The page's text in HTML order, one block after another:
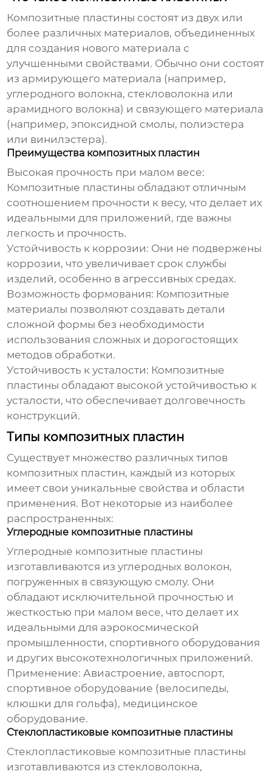
Композитные пластины состоят из двух или
более различных материалов, объединенных
для создания нового материала с
улучшенными свойствами. Обычно они состоят
из армирующего материала (например,
углеродного волокна, стекловолокна или
арамидного волокна) и связующего материала
(например, эпоксидной смолы, полиэстера
или винилэстера).
Преимущества композитных пластин
Высокая прочность при малом весе:
Композитные пластины обладают отличным
соотношением прочности к весу, что делает их
идеальными для приложений, где важны
легкость и прочность.
Устойчивость к коррозии: Они не подвержены
коррозии, что увеличивает срок службы
изделий, особенно в агрессивных средах.
Возможность формования: Композитные
материалы позволяют создавать детали
сложной формы без необходимости
использования сложных и дорогостоящих
методов обработки.
Устойчивость к усталости: Композитные
пластины обладают высокой устойчивостью к
усталости, что обеспечивает долговечность
конструкций.
Типы композитных пластин
Существует множество различных типов
композитных пластин, каждый из которых
имеет свои уникальные свойства и области
применения. Вот некоторые из наиболее
распространенных:
Углеродные композитные пластины
Углеродные композитные пластины
изготавливаются из углеродных волокон,
погруженных в связующую смолу. Они
обладают исключительной прочностью и
жесткостью при малом весе, что делает их
идеальными для аэрокосмической
промышленности, спортивного оборудования
и других высокотехнологичных приложений.
Применение: Авиастроение, автоспорт,
спортивное оборудование (велосипеды,
клюшки для гольфа), медицинское
оборудование.
Стеклопластиковые композитные пластины
Стеклопластиковые композитные пластины
изготавливаются из стекловолокна,